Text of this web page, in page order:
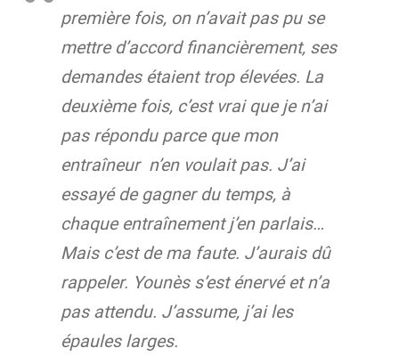
première fois, on n’avait pas pu se
mettre d’accord financièrement, ses
demandes étaient trop élevées. La
deuxième fois, c’est vrai que je n’ai
pas répondu parce que mon
entraîneur n’en voulait pas. J’ai
essayé de gagner du temps, à
chaque entraînement j’en parlais…
Mais c’est de ma faute. J’aurais dû
rappeler. Younès s’est énervé et n’a
pas attendu. J’assume, j’ai les
épaules larges.